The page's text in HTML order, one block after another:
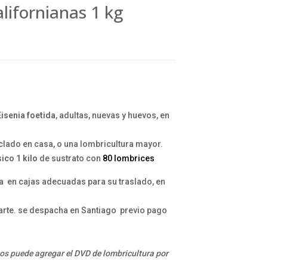
1 kg
foetida, adultas, nuevas y huevos, en
en casa, o una lombricultura mayor.
1 kilo de sustrato con 80 lombrices
en cajas adecuadas para su traslado, en
se despacha en Santiago previo pago
puede agregar el DVD de lombricultura por